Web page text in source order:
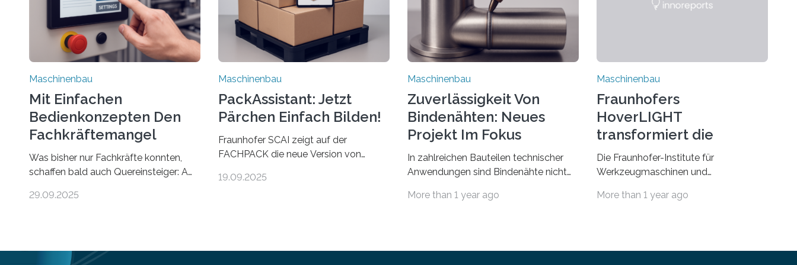
Maschinenbau
Mit Einfachen
Bedienkonzepten Den
Fachkräftemangel
Bekämpfen
Was bisher nur Fachkräfte konnten,
schaffen bald auch Quereinsteiger: Am
Forscher vom Fraunhofer IPA das
können. Die zugrunde liegende
29.09.2025
Maschinenbau
PackAssistant: Jetzt
Pärchen Einfach Bilden!
Fraunhofer SCAI zeigt auf der
FACHPACK die neue Version von
weltweit nutzen die Software in den
verpacken. Die Anordnung kann der
19.09.2025
Maschinenbau
Zuverlässigkeit Von
Bindenähten: Neues
Projekt Im Fokus
In zahlreichen Bauteilen technischer
Anwendungen sind Bindenähte nicht
bei Rezyklaten aufgrund der
More than 1 year ago
Maschinenbau
Fraunhofers
HoverLIGHT
transformiert die
Dämpfung von
Werkzeugmaschinen
Die Fraunhofer-Institute für
Werkzeugmaschinen und
Fertigungstechnik und Angewandte
More than 1 year ago